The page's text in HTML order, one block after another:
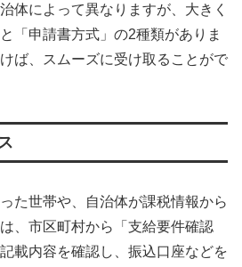
体によって異なりますが、大きく
「申請書方式」の2種類がありま
ば、スムーズに受け取ることがで
た世帯や、自治体が課税情報から
、市区町村から「支給要件確認
載内容を確認し、振込口座などを